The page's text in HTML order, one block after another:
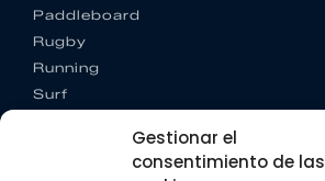
Gestionar el
consentimiento de las
Paddleboard
Rugby
Running
Surf